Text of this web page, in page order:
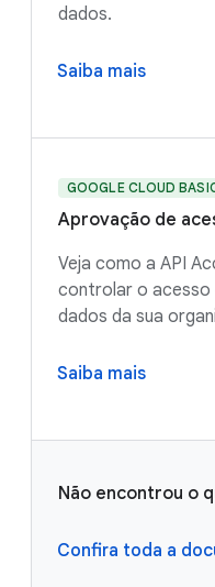
dados.
Saiba mais
GOOGLE CLOUD
Aprovação de
Veja como a API
controlar o acesso
dados da sua
Saiba mais
Não encontrou o
Confira toda a